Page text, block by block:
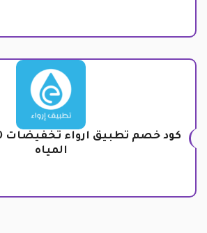
المياه